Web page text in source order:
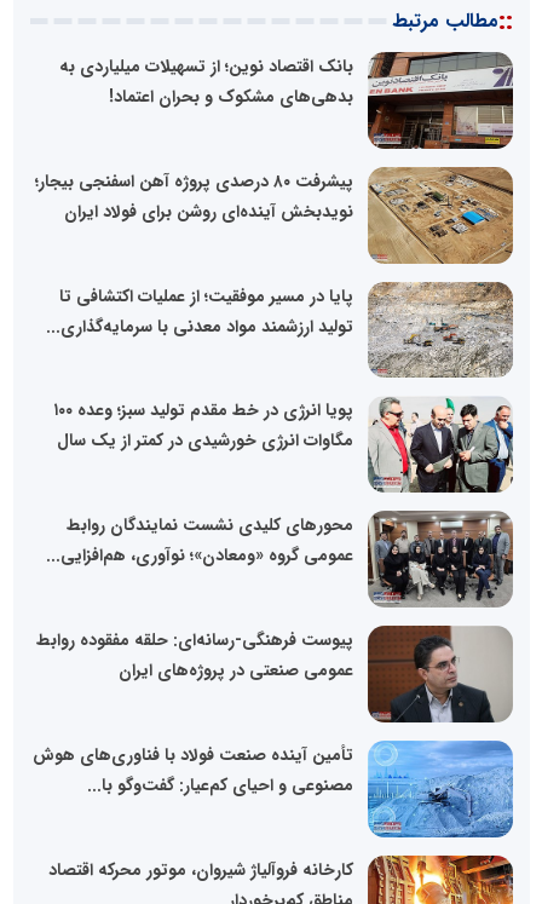
::مطالب مرتبط
بانک اقتصاد نوین؛ از تسهیلات میلیاردی به
بدهی‌های مشکوک و بحران اعتماد!
پیشرفت ۸۰ درصدی پروژه آهن اسفنجی بیجار؛
نویدبخش آینده‌ای روشن برای فولاد ایران
پایا در مسیر موفقیت؛ از عملیات اکتشافی تا
تولید ارزشمند مواد معدنی با سرمایه‌گذاری...
پویا انرژی در خط مقدم تولید سبز؛ وعده ۱۰۰
مگاوات انرژی خورشیدی در کمتر از یک سال
محورهای کلیدی نشست نمایندگان روابط
عمومی گروه «ومعادن»؛ نوآوری، هم‌افزایی...
پیوست فرهنگی-رسانه‌ای: حلقه مفقوده روابط
عمومی صنعتی در پروژه‌های ایران
تأمین آینده صنعت فولاد با فناوری‌های هوش
مصنوعی و احیای کم‌عیار: گفت‌وگو با...
کارخانه فروآلیاژ شیروان، موتور محرکه اقتصاد